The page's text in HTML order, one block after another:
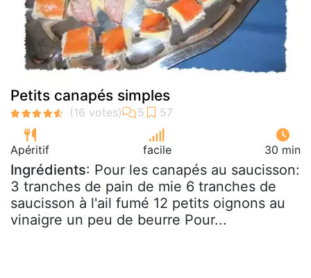
Petits canapés simples
Apéritif facile 30 min
Ingrédients: Pour les canapés au saucisson:
3 tranches de pain de mie 6 tranches de
saucisson à l'ail fumé 12 petits oignons au
vinaigre un peu de beurre Pour...